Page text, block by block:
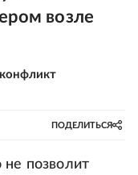
возле
ПОДЕЛИТЬСЯ
не позволит